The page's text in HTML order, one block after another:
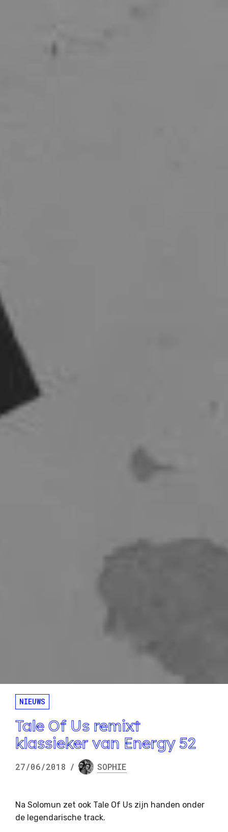
NIEUWS
Tale Of Us remixt
klassieker van Energy 52
27/06/2018 / SOPHIE
Na Solomun zet ook Tale Of Us zijn handen onder
de legendarische track.